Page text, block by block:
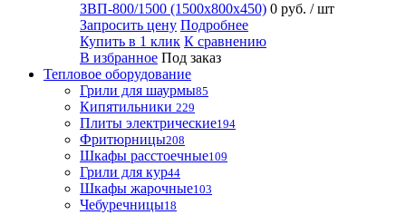
ЗВП-800/1500 (1500х800х450) 0 руб. / шт
Запросить цену Подробнее
Купить в 1 клик К сравнению
В избранное Под заказ
Тепловое оборудование
Грили для шаурмы85
Кипятильники 229
Плиты электрические194
Фритюрницы208
Шкафы расстоечные109
Грили для кур44
Шкафы жарочные103
Чебуречницы18